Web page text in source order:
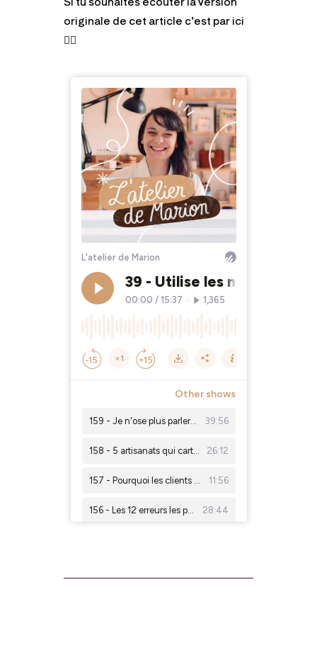
originale de cet article c’est par ici
👇🏻